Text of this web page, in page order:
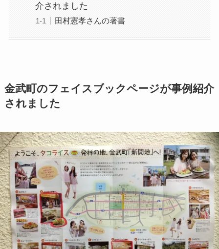
介されました
田村憲孝さんの著書
金武町のフェイスブックページが事例紹介
されました